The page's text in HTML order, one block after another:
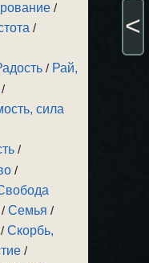
/
/
/ Рай,
/
сила
/
/
/Семья /
/Скорбь,
/
<